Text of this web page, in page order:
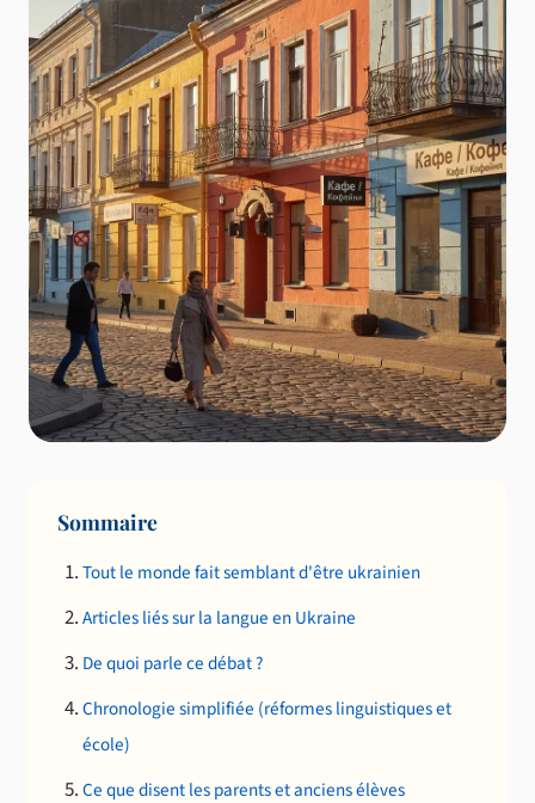
Sommaire
Tout le monde fait semblant d'être ukrainien
Articles liés sur la langue en Ukraine
De quoi parle ce débat ?
Chronologie simplifiée (réformes linguistiques et
école)
Ce que disent les parents et anciens élèves